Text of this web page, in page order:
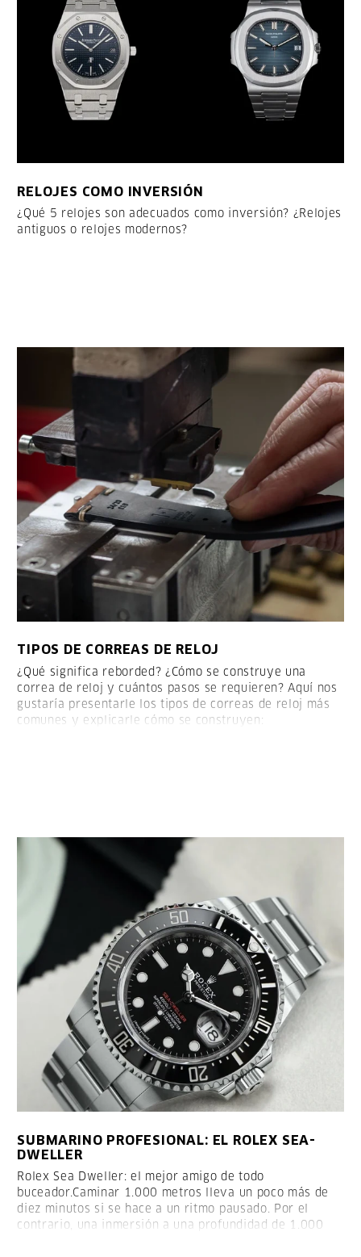
RELOJES COMO INVERSIÓN
¿Qué 5 relojes son adecuados como inversión? ¿Relojes
antiguos o relojes modernos?
TIPOS DE CORREAS DE RELOJ
¿Qué significa reborded? ¿Cómo se construye una
correa de reloj y cuántos pasos se requieren? Aquí nos
gustaría presentarle los tipos de correas de reloj más
comunes y explicarle cómo se construyen:
SUBMARINO PROFESIONAL: EL ROLEX SEA-
DWELLER
Rolex Sea Dweller: el mejor amigo de todo
buceador.Caminar 1.000 metros lleva un poco más de
diez minutos si se hace a un ritmo pausado. Por el
contrario, una inmersión a una profundidad de 1.000